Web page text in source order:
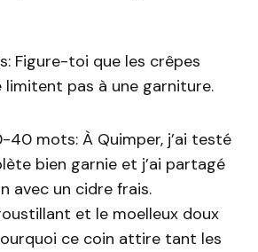
Figure-toi que les crêpes
limitent pas à une garniture.
40 mots: À Quimper, j’ai testé
bien garnie et j’ai partagé
avec un cidre frais.
et le moelleux doux
ce coin attire tant les